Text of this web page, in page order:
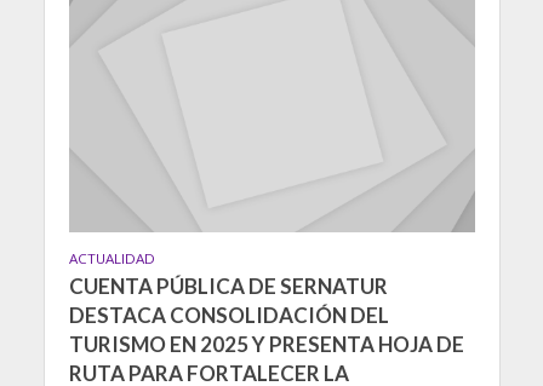
ACTUALIDAD
CUENTA PÚBLICA DE SERNATUR
DESTACA CONSOLIDACIÓN DEL
TURISMO EN 2025 Y PRESENTA HOJA DE
RUTA PARA FORTALECER LA